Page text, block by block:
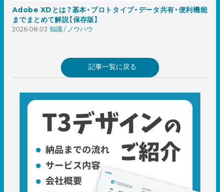
Adobe XDとは？基本・プロトタイプ・データ共有・便利機能
までまとめて解説【保存版】
2026.08.03 知識 / ノウハウ
記事一覧に戻る